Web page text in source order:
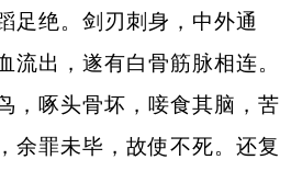
足绝。剑刃刺身，中外通
流出，遂有白骨筋脉相连。
，啄头骨坏，唼食其脑，苦
余罪未毕，故使不死。还复